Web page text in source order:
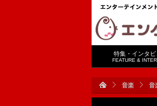
特集・インタビ
FEATURE &
音楽 音